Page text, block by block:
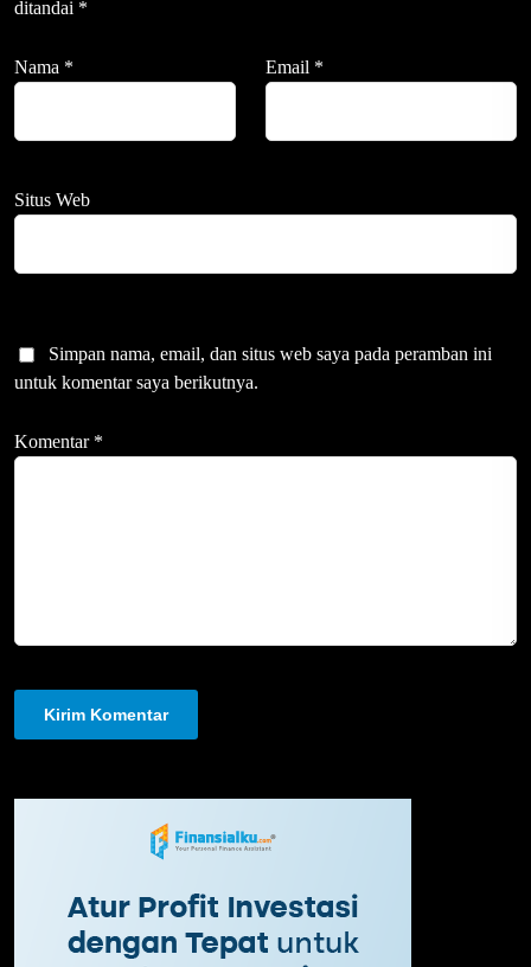
ditandai *
Nama * Email *
Situs Web
Simpan nama, email, dan situs web saya pada peramban ini
untuk komentar saya berikutnya.
Komentar *